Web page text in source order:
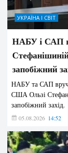
УКРАЇНА І СВІТ
НАБУ і САП
запобіжний
НАБУ та САП
США Ользі
запобіжний захід.
05.08.2026 14:52